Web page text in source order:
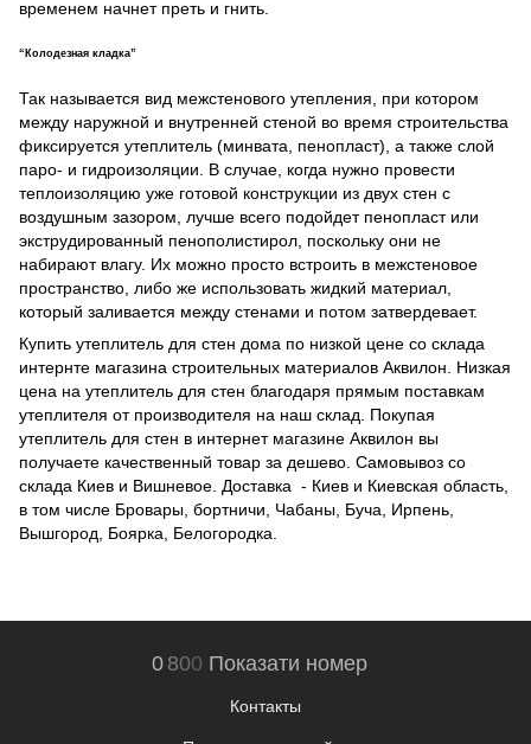
временем начнет преть и гнить.
“Колодезная кладка”
Так называется вид межстенового утепления, при котором
между наружной и внутренней стеной во время строительства
фиксируется утеплитель (минвата, пенопласт), а также слой
паро- и гидроизоляции. В случае, когда нужно провести
теплоизоляцию уже готовой конструкции из двух стен с
воздушным зазором, лучше всего подойдет пенопласт или
экструдированный пенополистирол, поскольку они не
набирают влагу. Их можно просто встроить в межстеновое
пространство, либо же использовать жидкий материал,
который заливается между стенами и потом затвердевает.
Купить утеплитель для стен дома по низкой цене со склада
интернте магазина строительных материалов Аквилон. Низкая
цена на утеплитель для стен благодаря прямым поставкам
утеплителя от производителя на наш склад. Покупая
утеплитель для стен в интернет магазине Аквилон вы
получаете качественный товар за дешево. Самовывоз со
склада Киев и Вишневое. Доставка - Киев и Киевская область,
в том числе Бровары, бортничи, Чабаны, Буча, Ирпень,
Вышгород, Боярка, Белогородка.
0 800 Показати номер
Контакты